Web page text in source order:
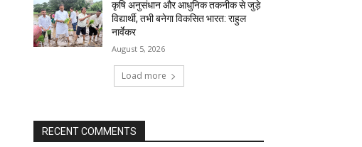
कृषि अनुसंधान और आधुनिक तकनीक से जुड़े
विद्यार्थी, तभी बनेगा विकसित भारत: राहुल
नार्वेकर
August 5, 2026
Load more
RECENT COMMENTS